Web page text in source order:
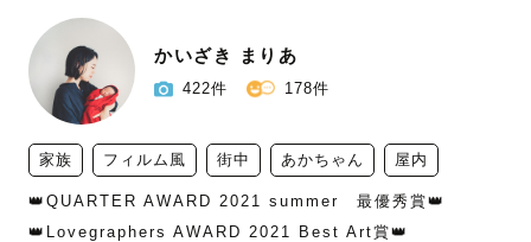
かいざき まりあ
422件 178件
家族 フィルム風 街中 あかちゃん 屋内
👑QUARTER AWARD 2021 summer　最優秀賞👑
👑Lovegraphers AWARD 2021 Best Art賞👑